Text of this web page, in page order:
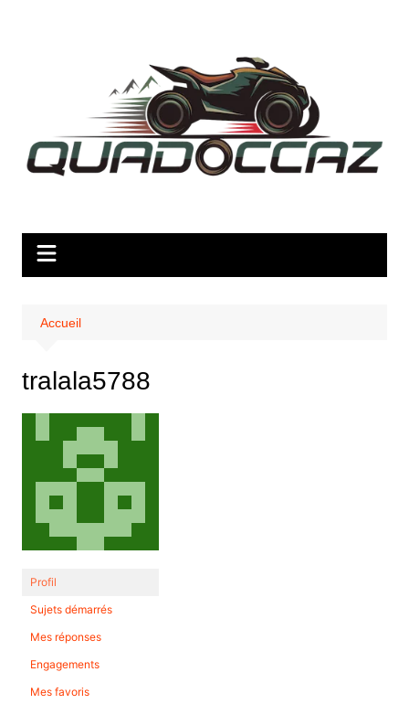
Accueil
tralala5788
Profil
Sujets démarrés
Mes réponses
Engagements
Mes favoris